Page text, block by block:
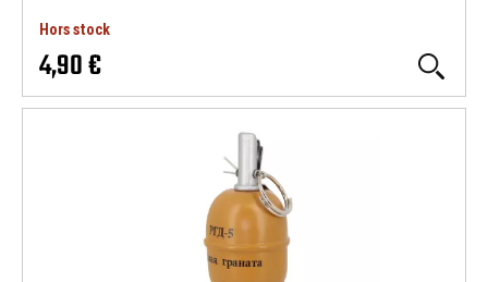
Hors stock
4,90 €